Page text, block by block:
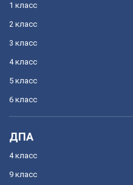
1 класс
2 класс
3 класс
4 класс
5 класс
6 класс
ДПА
4 класс
9 класс